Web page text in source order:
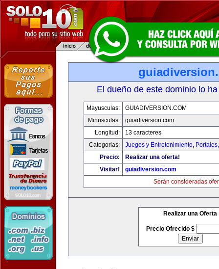
El dueño de este dominio lo
Mayusculas:
GUIADIVERSION.COM
Minusculas:
guiadiversion.com
Longitud:
13 caracteres
Categorias:
Juegos y Entretenimiento, Portales
Precio:
Realizar una oferta!
Visitar!
guiadiversion.com
Serán consideradas
Realizar una Oferta
Precio Ofrecido $